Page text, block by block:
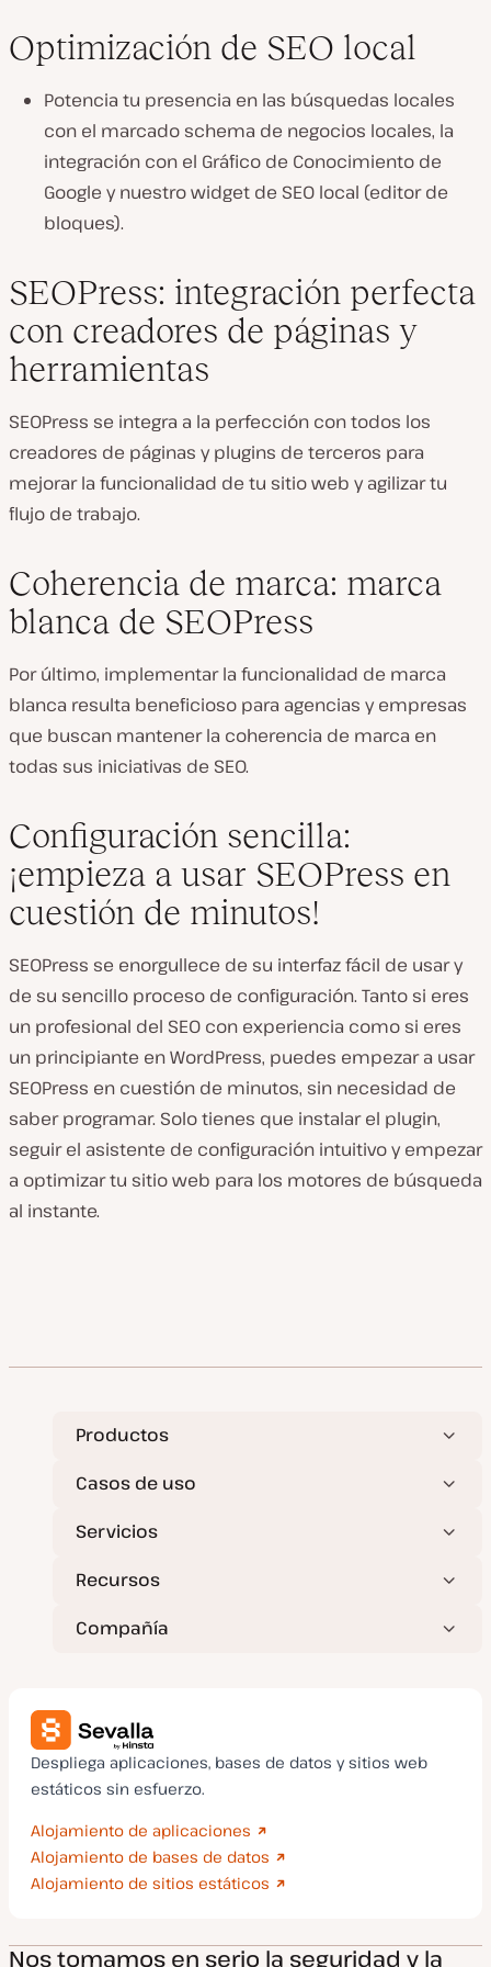
Optimización de SEO local
Potencia tu presencia en las búsquedas locales
con el marcado schema de negocios locales, la
integración con el Gráfico de Conocimiento de
Google y nuestro widget de SEO local (editor de
bloques).
SEOPress: integración perfecta
con creadores de páginas y
herramientas
SEOPress se integra a la perfección con todos los
creadores de páginas y plugins de terceros para
mejorar la funcionalidad de tu sitio web y agilizar tu
flujo de trabajo.
Coherencia de marca: marca
blanca de SEOPress
Por último, implementar la funcionalidad de marca
blanca resulta beneficioso para agencias y empresas
que buscan mantener la coherencia de marca en
todas sus iniciativas de SEO.
Configuración sencilla:
¡empieza a usar SEOPress en
cuestión de minutos!
SEOPress se enorgullece de su interfaz fácil de usar y
de su sencillo proceso de configuración. Tanto si eres
un profesional del SEO con experiencia como si eres
un principiante en WordPress, puedes empezar a usar
SEOPress en cuestión de minutos, sin necesidad de
saber programar. Solo tienes que instalar el plugin,
seguir el asistente de configuración intuitivo y empezar
a optimizar tu sitio web para los motores de búsqueda
al instante.
Productos
Casos de uso
Servicios
Recursos
Compañía
Despliega aplicaciones, bases de datos y sitios web
estáticos sin esfuerzo.
Alojamiento de aplicaciones
Alojamiento de bases de datos
Alojamiento de sitios estáticos
Nos tomamos en serio la seguridad y la